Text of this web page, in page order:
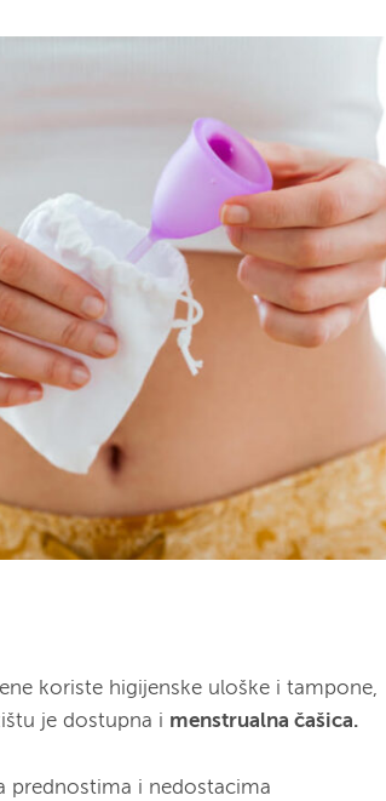
koriste higijenske uloške i tampone,
je dostupna i menstrualna čašica.
prednostima i nedostacima